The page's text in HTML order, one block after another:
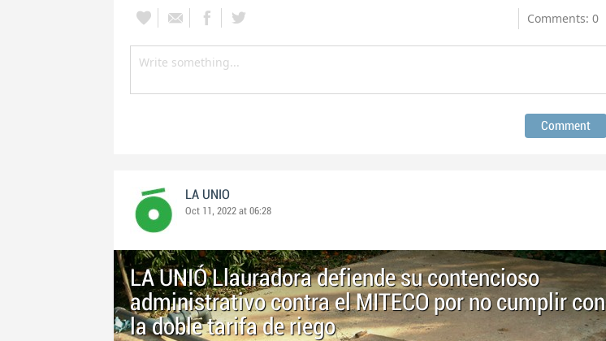
Comments: 0
LA UNIO
Oct 11, 2022 at 06:28
LA UNIÓ Llauradora defiende su contencioso
administrativo contra el MITECO por no cumplir con
la doble tarifa de riego